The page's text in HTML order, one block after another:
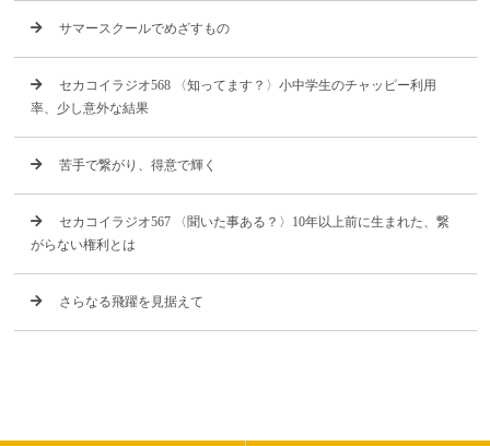
サマースクールでめざすもの
セカコイラジオ568 〈知ってます？〉小中学生のチャッピー利用
率、少し意外な結果
苦手で繋がり、得意で輝く
セカコイラジオ567 〈聞いた事ある？〉10年以上前に生まれた、繋
がらない権利とは
さらなる飛躍を見据えて